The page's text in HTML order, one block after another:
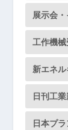
展示会
工作機
新エネ
日刊工
日本プ